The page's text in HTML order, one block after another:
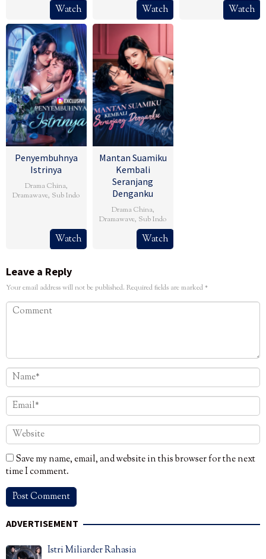
Watch Watch Watch
Penyembuhnya
Istrinya
Drama China,
Dramawave, Sub Indo
Watch
Mantan Suamiku
Kembali
Seranjang
Denganku
Drama China,
Dramawave, Sub Indo
Watch
Leave a Reply
Your email address will not be published. Required fields are marked*
Save my name, email, and website in this browser for the next
time I comment.
ADVERTISEMENT
Istri Miliarder Rahasia